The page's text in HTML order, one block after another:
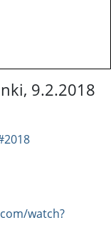
9.2.2018
watch?